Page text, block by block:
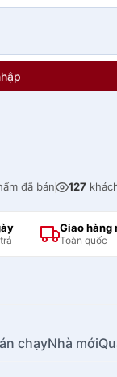
đã bán 127
Giao hàng
Toàn quốc
chạyNhà mới